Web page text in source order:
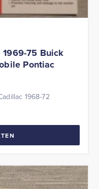
75 Buick
Pontiac
1968-72